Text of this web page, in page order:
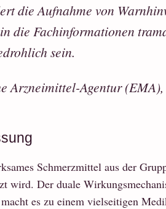
die Aufnahme von
die Fachinformationen
sein.
Arzneimittel-Agentur
Schmerzmittel aus der
wird. Der duale
es zu einem vielseitigen